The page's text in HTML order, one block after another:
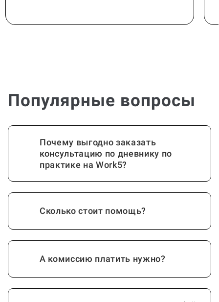
Популярные вопросы
Почему выгодно заказать
консультацию по дневнику по
практике на Work5?
Сколько стоит помощь?
А комиссию платить нужно?